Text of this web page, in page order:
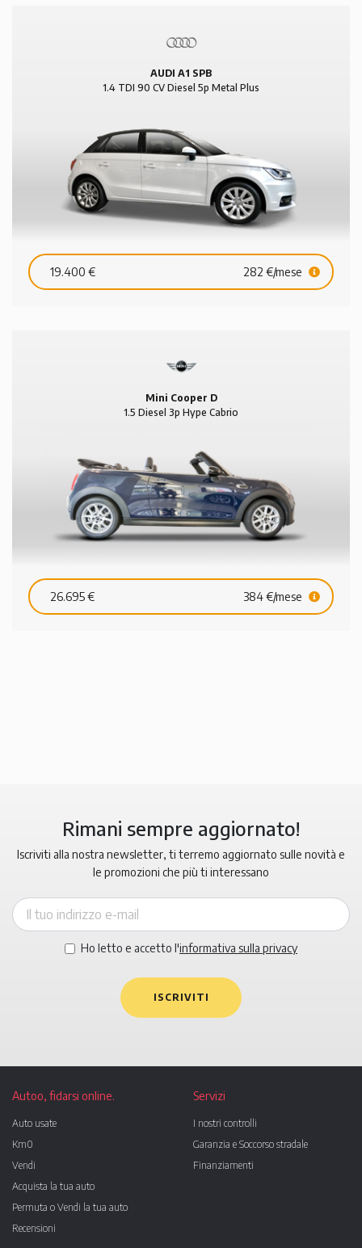
AUDI A1 SPB
1.4 TDI 90 CV Diesel 5p Metal Plus
19.400 € 282 €/mese
Mini Cooper D
1.5 Diesel 3p Hype Cabrio
26.695 € 384 €/mese
Rimani sempre aggiornato!
Iscriviti alla nostra newsletter, ti terremo aggiornato sulle novità e
le promozioni che più ti interessano
Ho letto e accetto l'informativa sulla privacy
ISCRIVITI
Autoo, fidarsi online.
Auto usate
Km0
Vendi
Acquista la tua auto
Permuta o Vendi la tua auto
Recensioni
Servizi
I nostri controlli
Garanzia e Soccorso stradale
Finanziamenti